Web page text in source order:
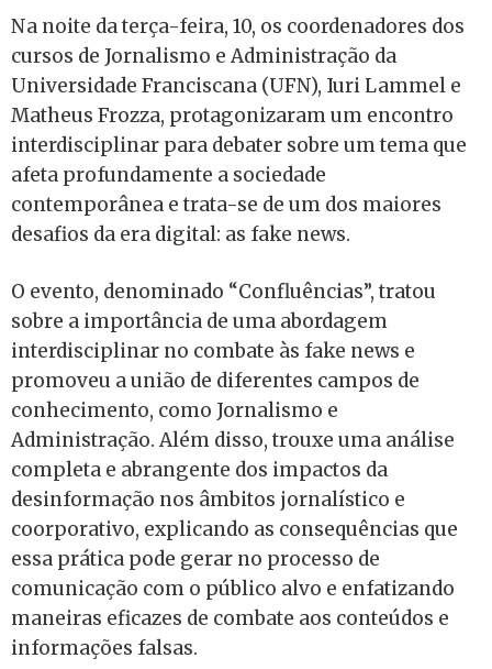
Na noite da terça-feira, 10, os coordenadores dos
cursos de Jornalismo e Administração da
Universidade Franciscana (UFN), Iuri Lammel e
Matheus Frozza, protagonizaram um encontro
interdisciplinar para debater sobre um tema que
afeta profundamente a sociedade
contemporânea e trata-se de um dos maiores
desafios da era digital: as fake news.
O evento, denominado “Confluências”, tratou
sobre a importância de uma abordagem
interdisciplinar no combate às fake news e
promoveu a união de diferentes campos de
conhecimento, como Jornalismo e
Administração. Além disso, trouxe uma análise
completa e abrangente dos impactos da
desinformação nos âmbitos jornalístico e
coorporativo, explicando as consequências que
essa prática pode gerar no processo de
comunicação com o público alvo e enfatizando
maneiras eficazes de combate aos conteúdos e
informações falsas.